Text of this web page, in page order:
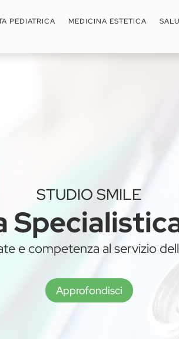
PEDIATRICA MEDICINA ESTETICA
STUDIO SMILE
e competenza al servizio
Approfondisci